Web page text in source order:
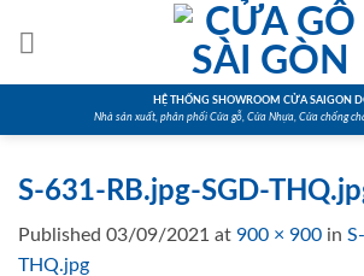
HỆ THỐNG SHOWROOM CỬA SAIGON
Nhà sản xuất, phân phối Cửa gỗ, Cửa Nhựa, Cửa chống
S-631-RB.jpg-SGD-
Published 03/09/2021 at 900 × 900 in
THQ.jpg